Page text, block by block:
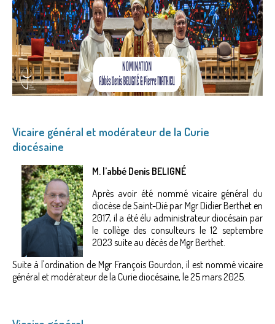
Vicaire général et modérateur de la Curie
diocésaine
M. l’abbé Denis BELIGNÉ
Après avoir été nommé vicaire général du
diocèse de Saint-Dié par Mgr Didier Berthet en
2017, il a été élu administrateur diocésain par
le collège des consulteurs le 12 septembre
2023 suite au décès de Mgr Berthet.
Suite à l'ordination de Mgr François Gourdon, il est nommé vicaire
général et modérateur de la Curie diocésaine, le 25 mars 2025.